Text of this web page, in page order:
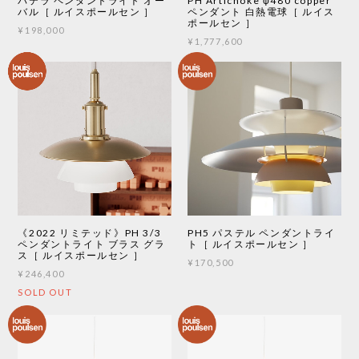
バル［ ルイスポールセン ］
¥198,000
ペンダント 白熱電球［ ルイス
ポールセン ］
¥1,777,600
《2022 リミテッド》PH 3/3
ペンダントライト ブラス グラ
ス［ ルイスポールセン ］
¥246,400
SOLD OUT
PH5 パステル ペンダントライ
ト［ ルイスポールセン ］
¥170,500